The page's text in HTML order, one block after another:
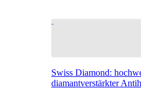
Swiss Diamond:
diamantverstärkter